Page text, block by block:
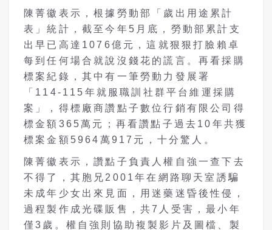
陳菁徽表示，根據勞動部「歲出用途累計
表」統計，截至今年 5 月底，勞動部累計支
出早已高達 1076億元 ，這就狠狠打臉 賴卓
每到任何場合就說沒錢花的謊言。再看採購
標案紀錄 ，其中有一筆勞動力發展署
「 114-115 年就服職訓社群平台維運採購
案」，得標廠商讚點子數位行銷有限公司得
標金額 365萬元 ；再看讚點子過去 10 年共獲
標案金額 5964 萬917 元 ，十分驚人 。
陳菁徽表示，讚點子 負責人權自強一查下去
不得了，其胞兄2001年在網路聊天室誘騙
未成年少女出來見面，用迷藥迷昏後性侵，
過程製作成光碟販售， 共7人受害，最小年
僅3歲。權自強則協助複製影片及圖檔、製